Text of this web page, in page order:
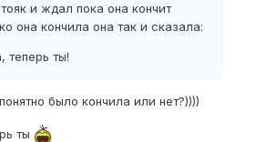
и ждал пока она кончит
она кончила она так и сказала:
теперь ты!
было кончила или нет?))))
ты